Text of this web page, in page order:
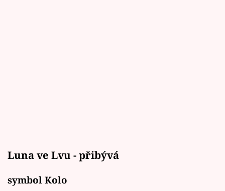
Luna ve Lvu - přibývá
symbol Kolo